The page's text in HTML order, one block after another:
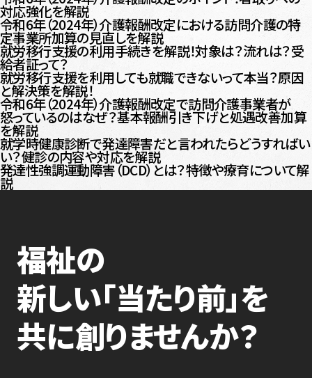
対応強化を解説
令和6年（2024年）介護報酬改定における訪問介護の特
定事業所加算の見直しを解説
就労移行支援の利用手続きを解説！対象は？流れは？受
給者証って？
就労移行支援を利用しても就職できないって本当？原因
と解決策を解説！
令和6年（2024年）介護報酬改定で訪問介護事業者が
怒っているのはなぜ？基本報酬引き下げと処遇改善加算
を解説
就学時健康診断で発達障害だと言われたらどうすればい
い？健診の内容や対応を解説
発達性強調運動障害（DCD）とは？特徴や療育について解
説
福祉の
新しい「当たり前」を
共に創りませんか？